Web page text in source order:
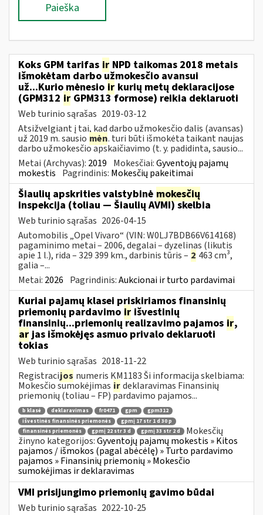
Paieška
Koks GPM tarifas ir NPD taikomas 2018 metais
išmokėtam darbo užmokesčio avansui
už...Kurio mėnesio ir kurių metų deklaracijose
(GPM312 ir GPM313 formose) reikia deklaruoti
Web turinio sąrašas 2019-03-12
Atsižvelgiant į tai, kad darbo užmokesčio dalis (avansas)
už 2019 m. sausio mėn. turi būti išmokėta taikant naujas
darbo užmokesčio apskaičiavimo (t. y. padidinta, sausio...
Metai (Archyvas): 2019 Mokesčiai:Gyventojų pajamų
mokestis Pagrindinis: Mokesčių pakeitimai
Šiaulių apskrities valstybinė mokesčių
inspekcija (toliau — Šiaulių AVMI) skelbia
Web turinio sąrašas 2026-04-15
Automobilis „Opel Vivaro“ (VIN: W0LJ7BDB66V614168)
pagaminimo metai – 2006, degalai – dyzelinas (likutis
apie 1 l.), rida – 329 399 km., darbinis tūris – 2 463 cm³,
galia –...
Metai: 2026 Pagrindinis:Aukcionai ir turto pardavimai
Kuriai pajamų klasei priskiriamos finansinių
priemonių pardavimo ir išvestinių
finansinių...priemonių realizavimo pajamos ir,
arjas išmokėjęs asmuo privalo deklaruoti
tokias
Web turinio sąrašas 2018-11-22
Registracijos numeris KM1183 Ši informacija skelbiama:
Mokesčio sumokėjimas irdeklaravimas Finansinių
priemonių (toliau – FP) pardavimo pajamos...
b klasė deklaravimas fr0471 gpm
gpm312
išvestinės finansinės priemonės
gpmį 17 str 1 d 30 p
finansinės priemonės
gpmį 22 str 3 d gpmį 33 str 2 d
Mokesčių
žinyno kategorijos:Gyventojų pajamų mokestis » Kitos
pajamos / išmokos (pagal abėcėlę) » Turto pardavimo
pajamos » Finansinių priemonių » Mokesčio
sumokėjimas ir deklaravimas
VMI prisijungimo priemonių gavimo būdai
Web turinio sąrašas 2022-10-25